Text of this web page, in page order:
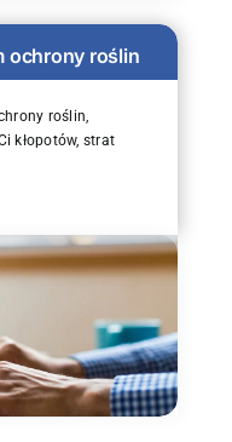
ochrony roślin
roślin,
kłopotów, strat